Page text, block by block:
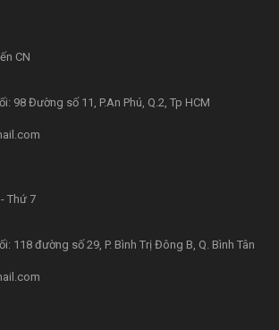
CN
98 Đường số 11, P.An Phú, Q.2, Tp HCM
Thứ 7
118 đường số 29, P. Bình Trị Đông B, Q. Bình Tân